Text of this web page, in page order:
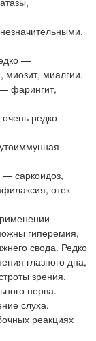
—
миозит, миалгии.
фарингит,
очень редко —
саркоидоз,
отек
гиперемия,
свода. Редко
глазного дна,
зрения,
нерва.
слуха.
реакциях